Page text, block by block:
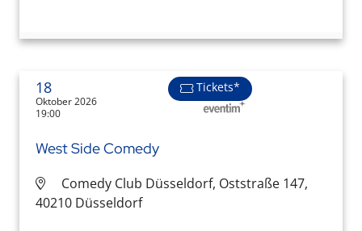
18
Oktober 2026
19:00
Tickets*
West Side Comedy
Comedy Club Düsseldorf, Oststraße 147,
40210 Düsseldorf